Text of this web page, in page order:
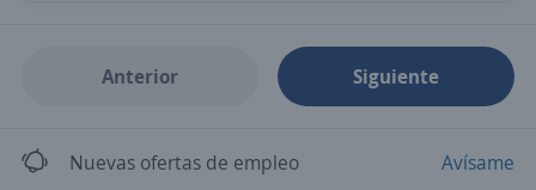
Anterior Siguiente
Nuevas ofertas de empleo Avísame